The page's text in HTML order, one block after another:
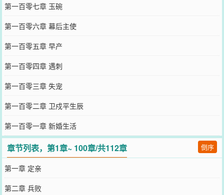
第一百零七章 玉碗
第一百零六章 幕后主使
第一百零五章 早产
第一百零四章 遇刺
第一百零三章 失宠
第一百零二章 卫戍平生辰
第一百零一章 新婚生活
章节列表，第1章~ 100章/共112章 倒序
第一章 定亲
第二章 兵败